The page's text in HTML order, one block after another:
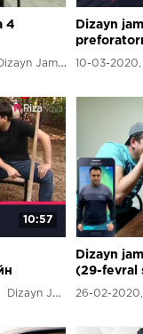
4
Dizayn Jamoasi
Dizayn
?
10-03-2020,
10:57
Dizayn Jamoasi
Dizayn
(29-fevral
premyera)
26-02-2020,